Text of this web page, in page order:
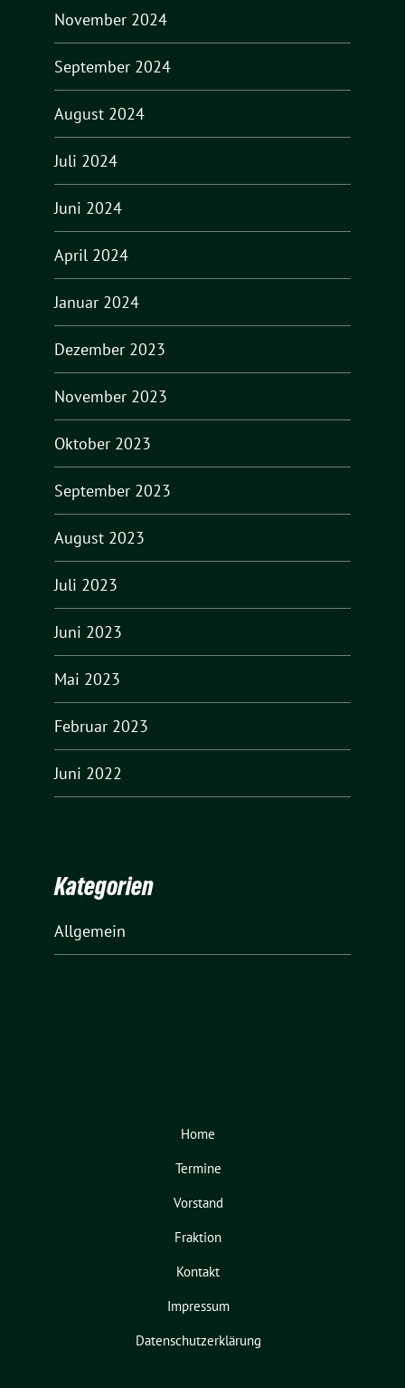
November 2024
September 2024
August 2024
Juli 2024
Juni 2024
April 2024
Januar 2024
Dezember 2023
November 2023
Oktober 2023
September 2023
August 2023
Juli 2023
Juni 2023
Mai 2023
Februar 2023
Juni 2022
Kategorien
Allgemein
Home
Termine
Vorstand
Fraktion
Kontakt
Impressum
Datenschutzerklärung